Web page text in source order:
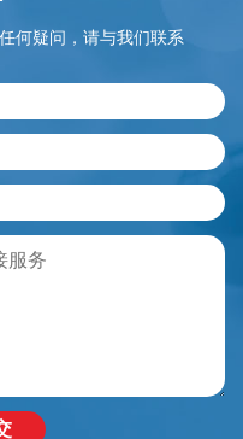
何疑问，请与我们联系